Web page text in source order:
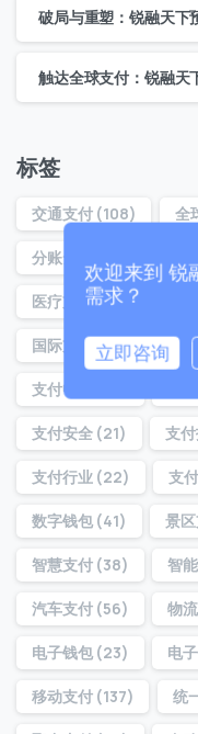
破局与重塑：锐融天下
触达全球支付：锐融天
标签
交通支付(108) 全
分账云
医疗支付(32)
国际支付 (37) 对
支付中台
支付安全(21) 支
支付行业(22) 支
数字钱包(41) 景
智慧支付(38) 智
汽车支付(56) 物
电子钱包(23) 电
移动支付(137) 统
联系我们
我们的团队会尽快回
首次进入页面
我们通常的回
欢迎来到 锐
需求？
立即咨询